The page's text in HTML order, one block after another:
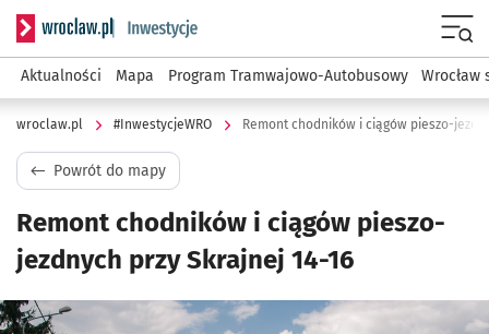
Serwis informacyjny wroclaw.pl podserwis:
Aktualności Mapa Program Tramwajowo-Autobusowy Wrocław
wroclaw.pl #InwestycjeWRO Remont chodników i ciągów pieszo-
Powrót do mapy
Remont chodników i ciągów pieszo-
jezdnych przy Skrajnej 14-16
Kliknij, aby powiększyć